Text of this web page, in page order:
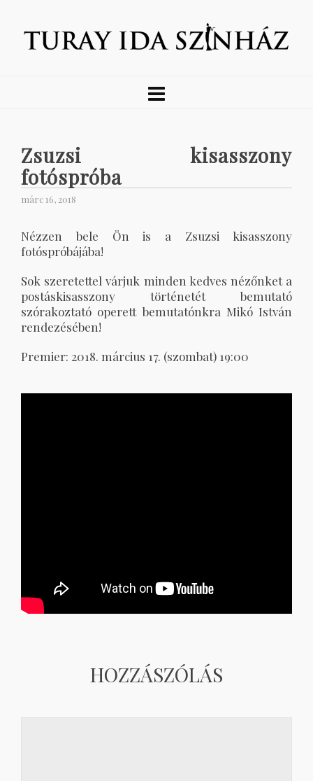
Zsuzsi kisasszony
fotóspróba
márc 16, 2018
Nézzen bele Ön is a Zsuzsi kisasszony
fotóspróbájába!
Sok szeretettel várjuk minden kedves nézőnket a
postáskisasszony történetét bemutató
szórakoztató operett bemutatónkra Mikó István
rendezésében!
Premier: 2018. március 17. (szombat) 19:00
HOZZÁSZÓLÁS